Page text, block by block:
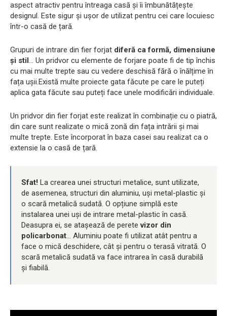
aspect atractiv pentru întreaga casă și îi îmbunătățește
designul. Este sigur și ușor de utilizat pentru cei care locuiesc
într-o casă de țară.
Grupuri de intrare din fier forjat diferă ca formă, dimensiune
și stil... Un pridvor cu elemente de forjare poate fi de tip închis
cu mai multe trepte sau cu vedere deschisă fără o înălțime în
fața ușii.Există multe proiecte gata făcute pe care le puteți
aplica gata făcute sau puteți face unele modificări individuale.
Un pridvor din fier forjat este realizat în combinație cu o piatră,
din care sunt realizate o mică zonă din fața intrării și mai
multe trepte. Este încorporat în baza casei sau realizat ca o
extensie la o casă de țară.
Sfat! La crearea unei structuri metalice, sunt utilizate,
de asemenea, structuri din aluminiu, uși metal-plastic și
o scară metalică sudată. O opțiune simplă este
instalarea unei uși de intrare metal-plastic în casă.
Deasupra ei, se atașează de peretevizor din
policarbonat... Aluminiu poate fi utilizat atât pentru a
face o mică deschidere, cât și pentru o terasă vitrată. O
scară metalică sudată va face intrarea în casă durabilă
și fiabilă.